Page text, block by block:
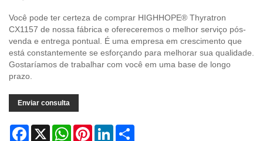
Você pode ter certeza de comprar HIGHHOPE® Thyratron
CX1157 de nossa fábrica e ofereceremos o melhor serviço pós-
venda e entrega pontual. É uma empresa em crescimento que
está constantemente se esforçando para melhorar sua qualidade.
Gostaríamos de trabalhar com você em uma base de longo
prazo.
Enviar consulta
Facebook
X WhatsAppPinterestLinkedIn